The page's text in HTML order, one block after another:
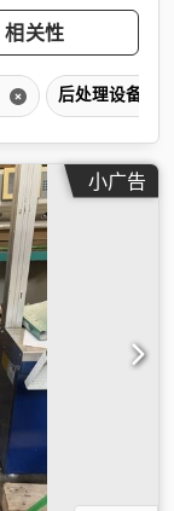
相关性
后处理设备
小广告